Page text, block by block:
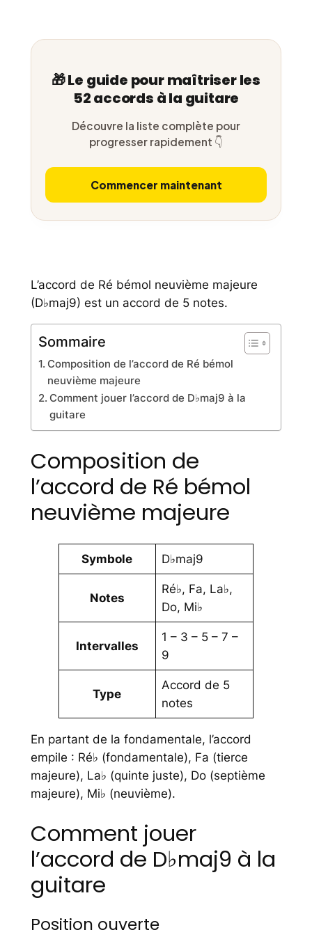
🎁 Le guide pour maîtriser les
52 accords à la guitare
Découvre la liste complète pour
progresser rapidement 👇
Commencer maintenant
L’accord de Ré bémol neuvième majeure
(D♭maj9) est un accord de 5 notes.
Sommaire
Composition de l’accord de Ré bémol
neuvième majeure
Comment jouer l’accord de D♭maj9 à la
guitare
Composition de
l’accord de Ré bémol
neuvième majeure
Symbole D♭maj9
Notes
Ré♭, Fa, La♭,
Do, Mi♭
Intervalles
1 – 3 – 5 – 7 –
9
Type
Accord de 5
notes
En partant de la fondamentale, l’accord
empile : Ré♭ (fondamentale), Fa (tierce
majeure), La♭ (quinte juste), Do (septième
majeure), Mi♭ (neuvième).
Comment jouer
l’accord de D♭maj9 à la
guitare
Position ouverte